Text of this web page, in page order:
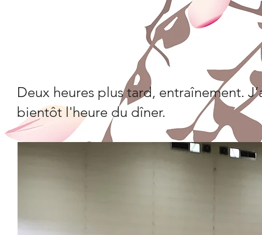
Deux heures plus tard, entraînement.
bientôt l'heure du dîner.